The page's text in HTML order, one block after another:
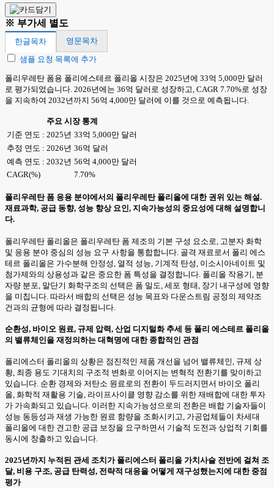
※ 부가세 별도
한글목차
영문목차
샘플 요청 목록에 추가
폴리우레탄 폼용 폴리에스테르 폴리올 시장은 2025년에 33억 5,000만 달러
로 평가되었습니다. 2026년에는 36억 달러로 성장하고, CAGR 7.70%로 성장
을 지속하여 2032년까지 56억 4,000만 달러에 이를 것으로 예측됩니다.
주요 시장 통계
기준 연도 : 2025년 33억 5,000만 달러
추정 연도 : 2026년 36억 달러
예측 연도 : 2032년 56억 4,000만 달러
CAGR(%)
7.70%
폴리우레탄 폼 응용 분야에서의 폴리우레탄 폴리올에 대한 권위 있는 해설.
재료과학, 공급 동향, 성능 향상 요인, 지속가능성의 중요성에 대해 설명합니
다.
폴리우레탄 폴리올은 폴리우레탄 폼 제조의 기본 구성 요소로, 고분자 화학
및 응용 분야 중심의 성능 요구 사항을 통합합니다. 골격 재료로서 폴리 에스
테르 폴리올은 가수분해 안정성, 열적 성능, 기계적 탄성, 이소시아네이트 및
첨가제와의 상용성과 같은 중요한 폼 특성을 결정합니다. 폴리올 작용기, 분
자량 분포, 말단기 화학구조의 선택은 폼 밀도, 세포 형태, 장기 내구성에 영향
을 미칩니다. 따라서 배합의 선택은 성능 목표와 다운스트림 공정의 제약조
건과의 균형에 따라 결정됩니다.
순환성, 바이오 원료, 규제 압력, 산업 디지털화 추세 등 폴리 에스테르 폴리올
의 밸류체인을 재정의하는 대혁명에 대한 종합적인 관점
폴리에스터 폴리올의 상황은 점진적인 제품 개선을 넘어 밸류체인, 규제 상
황, 최종 용도 기대치의 구조적 변화로 이어지는 변혁적 전환기를 맞이하고
있습니다. 순환 경제와 저탄소 원료로의 전환이 두드러지면서 바이오 폴리
올, 화학적 재활용 기술, 라이프사이클 영향 감소를 위한 재배합에 대한 투자
가 가속화되고 있습니다. 이러한 지속가능성으로의 전환은 배합 기술자들이
성능 동등성과 재생 가능한 원료 함량을 조화시키고, 가공업체들이 차세대
폴리올에 대한 견고한 공급 보장을 요구하면서 기술적 도전과 상업적 기회를
동시에 창출하고 있습니다.
2025년까지 누적된 관세 조치가 폴리에스터 폴리올 가치사슬 전반에 걸쳐 조
달, 비용 구조, 공급 탄력성, 전략적 대응을 어떻게 재구성했는지에 대한 중점
평가